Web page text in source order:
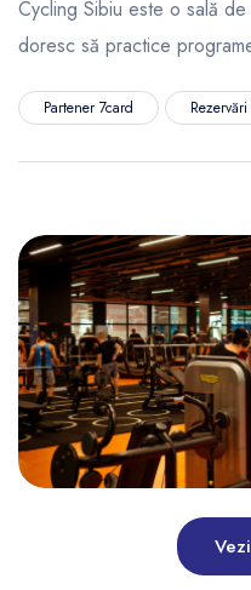
Cycling Sibiu este o sală
doresc să practice
Partener 7card